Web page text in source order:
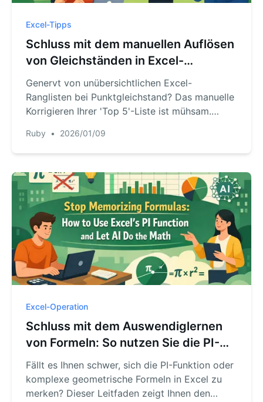
Excel-Tipps
Schluss mit dem manuellen Auflösen
von Gleichständen in Excel-
Ranglisten: Eine KI-gestützte Lösung
Genervt von unübersichtlichen Excel-
Ranglisten bei Punktgleichstand? Das manuelle
Korrigieren Ihrer 'Top 5'-Liste ist mühsam.
automatisch Gleichstände auflöst und in
Sekunden perfekte Rankings erstellt, ganz
Ruby • 2026/01/09
Excel-Operation
Schluss mit dem Auswendiglernen
von Formeln: So nutzen Sie die PI-
Funktion von Excel und lassen die KI
rechnen
Fällt es Ihnen schwer, sich die PI-Funktion oder
komplexe geometrische Formeln in Excel zu
merken? Dieser Leitfaden zeigt Ihnen den